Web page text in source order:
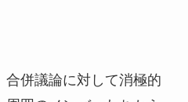
合併議論に対して消極的